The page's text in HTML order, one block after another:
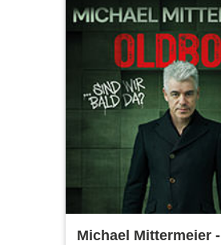
Michael Mittermeier -